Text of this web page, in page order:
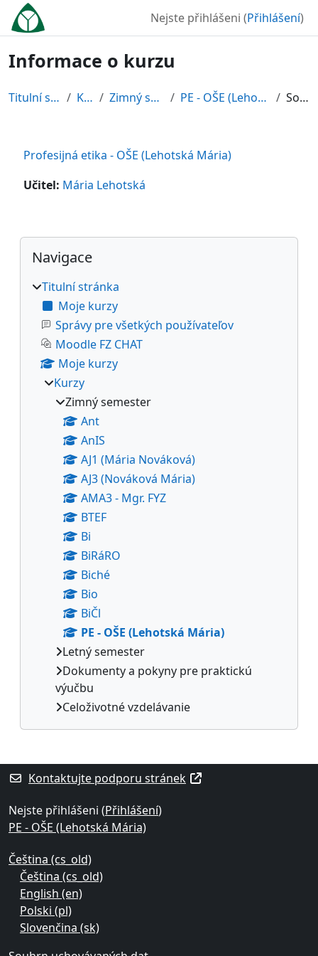
Přejít k hlavnímu obsahu
Nejste přihlášeni (Přihlášení)
Informace o kurzu
Titulní stránka Kurzy Zimný semester PE - OŠE (Lehotská Mária) Souhrn
Profesijná etika - OŠE (Lehotská Mária)
Učitel: Mária Lehotská
Bloky
Přeskočit: Navigace
Navigace
Titulní stránka
Moje kurzy
Správy pre všetkých používateľov
Moodle FZ CHAT
Moje kurzy
Kurzy
Zimný semester
Ant
AnIS
AJ1 (Mária Nováková)
AJ3 (Nováková Mária)
AMA3 - Mgr. FYZ
BTEF
Bi
BiRáRO
Biché
Bio
BiČl
PE - OŠE (Lehotská Mária)
Letný semester
Dokumenty a pokyny pre praktickú
výučbu
Celoživotné vzdelávanie
Supplementary blocks
Kontaktujte podporu stránek
Nejste přihlášeni (Přihlášení)
PE - OŠE (Lehotská Mária)
Čeština ‎(cs_old)‎
Čeština ‎(cs_old)‎
English ‎(en)‎
Polski ‎(pl)‎
Slovenčina ‎(sk)‎